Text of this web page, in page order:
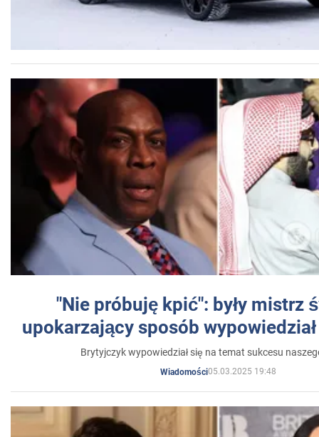
"Nie próbuję kpić": były mistrz
upokarzający sposób
Brytyjczyk wypowiedział się na temat sukcesu
Wiadomości05.03.2025 19:48